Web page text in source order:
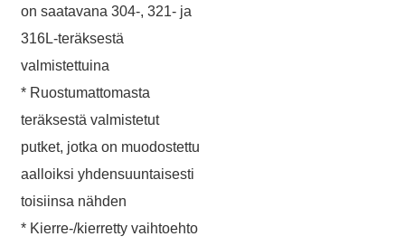
on saatavana 304-, 321- ja
316L-teräksestä
valmistettuina
* Ruostumattomasta
teräksestä valmistetut
putket, jotka on muodostettu
aalloiksi yhdensuuntaisesti
toisiinsa nähden
* Kierre-/kierretty vaihtoehto